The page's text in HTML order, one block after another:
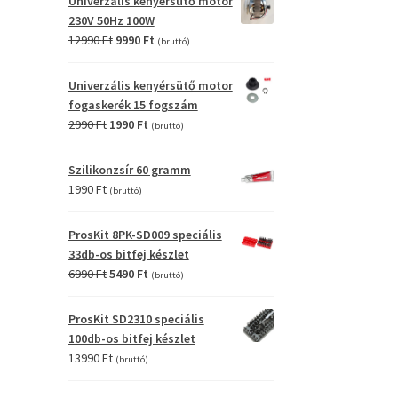
4990 Ft.2990 Ft.
230V 50Hz 100W
12990Ft Original
was:
12990 Ft.
9990 FtCurrent
is:
9990 Ft.
(bruttó)
Univerzális kenyérsütő motor
fogaskerék 15 fogszám
2990Ft Original
was:
1990 FtCurrent
is:
1990 Ft.
(bruttó)
Szilikonzsír 60 gramm
1990Ft (bruttó)
ProsKit 8PK-SD009 speciális
33db-os bitfej készlet
6990FtOriginal
was:
6990 Ft.
5490 FtCurrent
is:
5490 Ft.
(bruttó)
ProsKit SD2310 speciális
100db-os bitfej készlet
13990Ft (bruttó)